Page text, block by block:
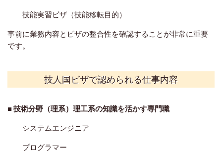
技能実習ビザ（技能移転目的）
事前に業務内容とビザの整合性を確認することが非常に重要
です。
技人国ビザで認められる仕事内容
■技術分野（理系）理工系の知識を活かす専門職
システムエンジニア
プログラマー